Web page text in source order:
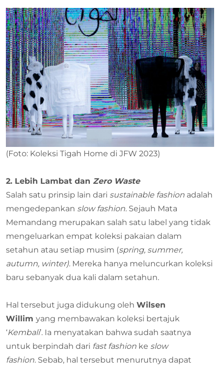
(Foto: Koleksi Tigah Home di JFW 2023)
2. Lebih Lambat dan Zero Waste
Salah satu prinsip lain dari sustainable fashion adalah
mengedepankan slow fashion. Sejauh Mata
Memandang merupakan salah satu label yang tidak
mengeluarkan empat koleksi pakaian dalam
setahun atau setiap musim (spring, summer,
autumn, winter). Mereka hanya meluncurkan koleksi
baru sebanyak dua kali dalam setahun.
Hal tersebut juga didukung oleh Wilsen
Willim yang membawakan koleksi bertajuk
‘Kembali’. Ia menyatakan bahwa sudah saatnya
untuk berpindah dari fast fashion ke slow
fashion. Sebab, hal tersebut menurutnya dapat